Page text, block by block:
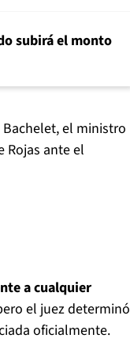
subirá el monto
el ministro
Rojas ante el
a cualquier
el juez determinó
oficialmente.